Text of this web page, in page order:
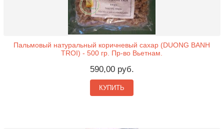
Пальмовый натуральный коричневый сахар (DUONG BANH
TROI) - 500 гр. Пр-во Вьетнам.
590,00 руб.
КУПИТЬ